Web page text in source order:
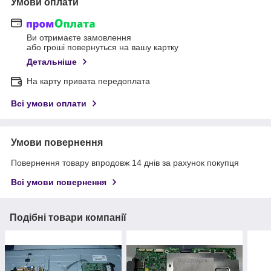
Умови оплати
Ви отримаєте замовлення
або гроші повернуться на вашу картку
Детальніше
На карту привата передоплата
Всі умови оплати
Умови повернення
Повернення товару впродовж 14 днів за рахунок покупця
Всі умови повернення
Подібні товари компанії